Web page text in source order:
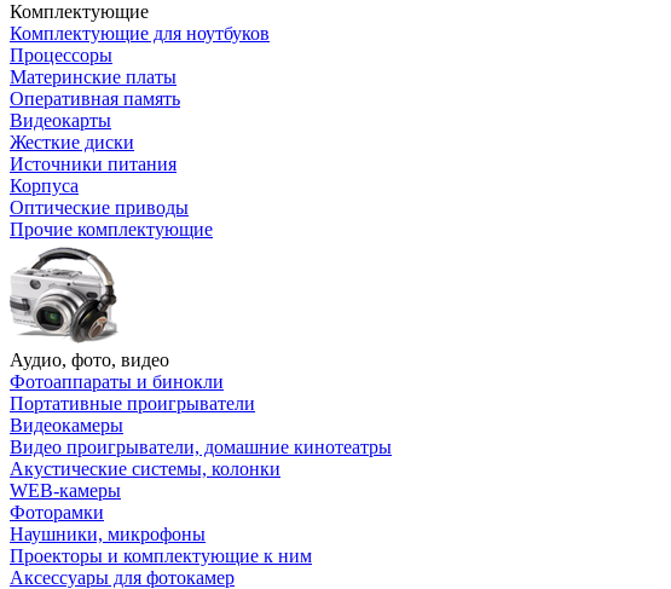
Комплектующие
Комплектующие для ноутбуков
Процессоры
Материнские платы
Оперативная память
Видеокарты
Жесткие диски
Источники питания
Корпуса
Оптические приводы
Прочие комплектующие
Аудио, фото, видео
Фотоаппараты и бинокли
Портативные проигрыватели
Видеокамеры
Видео проигрыватели, домашние кинотеатры
Акустические системы, колонки
WEB-камеры
Фоторамки
Наушники, микрофоны
Проекторы и комплектующие к ним
Аксессуары для фотокамер